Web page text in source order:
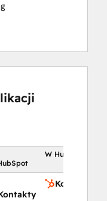
W HubSpot
Kontakty